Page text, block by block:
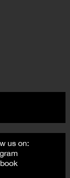
us on: